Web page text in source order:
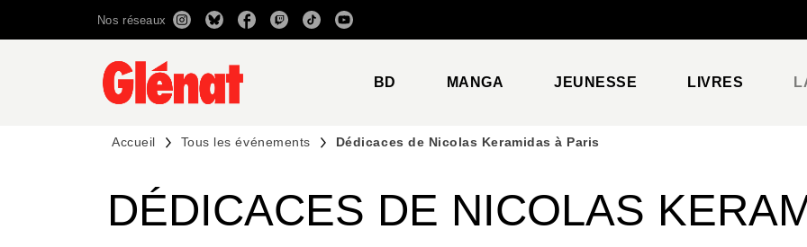
RECHERCHE CONTENU
Nos réseaux
BD MANGA JEUNESSE LIVRES
Accueil Tous les événements Dédicaces de Nicolas Keramidas à Paris
DÉDICACES DE NICOLAS